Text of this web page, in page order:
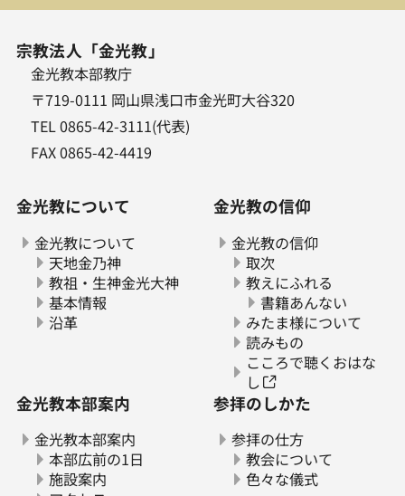
宗教法人「金光教」
金光教本部教庁
〒719-0111 岡山県浅口市金光町大谷320
TEL 0865-42-3111(代表)
FAX 0865-42-4419
金光教について
金光教について
天地金乃神
教祖・生神金光大神
基本情報
沿革
金光教の信仰
金光教の信仰
取次
教えにふれる
書籍あんない
みたま様について
読みもの
こころで聴くおはな
し
金光教本部案内
金光教本部案内
本部広前の1日
施設案内
参拝のしかた
参拝の仕方
教会について
色々な儀式